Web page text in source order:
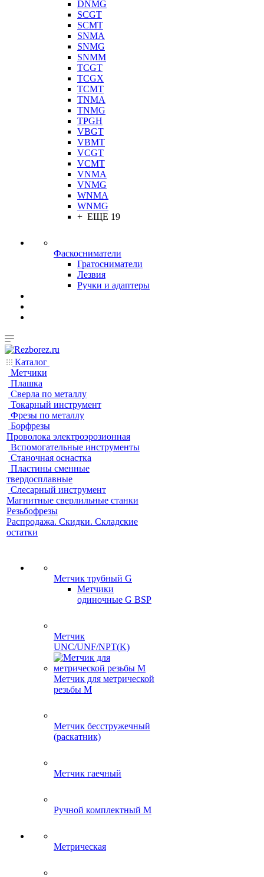
DNMG
SCGT
SCMT
SNMA
SNMG
SNMM
TCGT
TCGX
TCMT
TNMA
TNMG
TPGH
VBGT
VBMT
VCGT
VCMT
VNMA
VNMG
WNMA
WNMG
+ ЕЩЕ 19
Фаскосниматели
Гратосниматели
Лезвия
Ручки и адаптеры
Каталог
Метчики
Плашка
Сверла по металлу
Токарный инструмент
Фрезы по металлу
Борфрезы
Проволока электроэрозионная
Вспомогательные инструменты
Станочная оснастка
Пластины сменные
твердосплавные
Слесарный инструмент
Магнитные сверлильные станки
Резьбофрезы
Распродажа. Скидки. Складские
остатки
Метчик трубный G
Метчики
одиночные G BSP
Метчик
UNC/UNF/NPT(K)
Метчик для метрической
резьбы M
Метчик бесстружечный
(раскатник)
Метчик гаечный
Ручной комплектный M
Метрическая